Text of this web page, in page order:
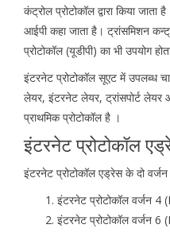
कंट्रोल प्रोटोकॉल द्वारा किया
आईपी कहा जाता है। ट्रांसमिशन
प्रोटोकॉल (यूडीपी) का भी उपयोग
इंटरनेट प्रोटोकॉल सूएट में उपलब्ध
लेयर, इंटरनेट लेयर, ट्रांसपोर्ट
प्राथमिक प्रोटोकॉल है ।
इंटरनेट प्रोटोकॉल
इंटरनेट प्रोटोकॉल एड्रेस के दो
इंटरनेट प्रोटोकॉल वर्जन 4
इंटरनेट प्रोटोकॉल वर्जन 6